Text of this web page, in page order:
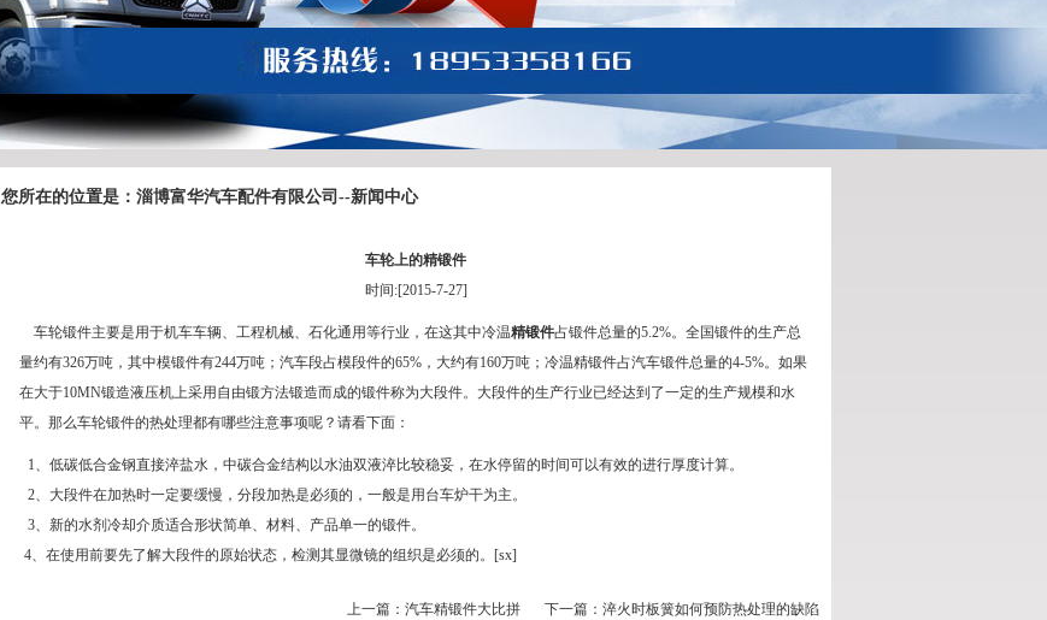
您所在的位置是：淄博富华汽车配件有限公司--新闻中心
车轮上的精锻件
时间:[2015-7-27]
车轮锻件主要是用于机车车辆、工程机械、石化通用等行业，在这其中冷温精锻件占锻件总量的5.2%。全国锻件的生产总
量约有326万吨，其中模锻件有244万吨；汽车段占模段件的65%，大约有160万吨；冷温精锻件占汽车锻件总量的4-5%。如果
在大于10MN锻造液压机上采用自由锻方法锻造而成的锻件称为大段件。大段件的生产行业已经达到了一定的生产规模和水
平。那么车轮锻件的热处理都有哪些注意事项呢？请看下面：
1、低碳低合金钢直接淬盐水，中碳合金结构以水油双液淬比较稳妥，在水停留的时间可以有效的进行厚度计算。
2、大段件在加热时一定要缓慢，分段加热是必须的，一般是用台车炉干为主。
3、新的水剂冷却介质适合形状简单、材料、产品单一的锻件。
4、在使用前要先了解大段件的原始状态，检测其显微镜的组织是必须的。[sx]
淬火时板簧如何预防热处理的缺陷
下一篇：
汽车精锻件大比拼
上一篇：